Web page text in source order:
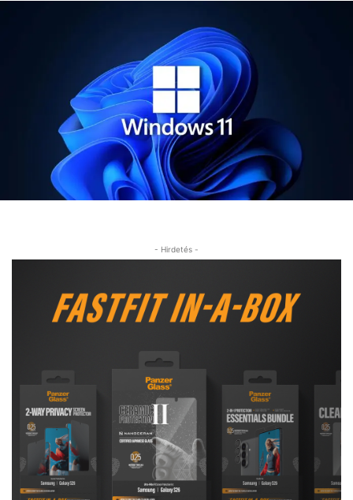
- Hirdetés -